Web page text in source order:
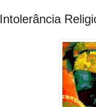
Intolerância